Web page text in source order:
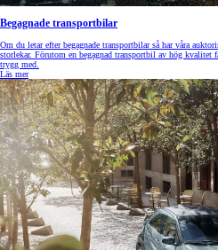
Begagnade transportbilar
Om du letar efter begagnade transportbilar så har våra
storlekar. Förutom en begagnad transportbil av hög
trygg med.
Läs mer